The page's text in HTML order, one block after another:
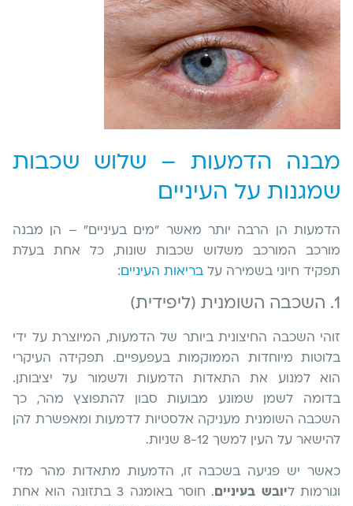
מבנה הדמעות – שלוש שכבות
שמגנות על העיניים
הדמעות הן הרבה יותר מאשר "מים בעיניים" – הן מבנה
מורכב המורכב משלוש שכבות שונות, כל אחת בעלת
תפקיד חיוני בשמירה על בריאות העיניים:
1. השכבה השומנית (ליפידית)
זוהי השכבה החיצונית ביותר של הדמעות, המיוצרת על ידי
בלוטות מיוחדות הממוקמות בעפעפיים. תפקידה העיקרי
הוא למנוע את התאדות הדמעות ולשמור על יציבותן.
בדומה לשמן שמונע מבועות סבון להתפוצץ מהר, כך
השכבה השומנית מעניקה אלסטיות לדמעות ומאפשרת להן
להישאר על העין למשך 8-12 שניות.
כאשר יש פגיעה בשכבה זו, הדמעות מתאדות מהר מדי
וגורמות ליובש בעיניים
. חוסר באומגה 3 בתזונה הוא אחת